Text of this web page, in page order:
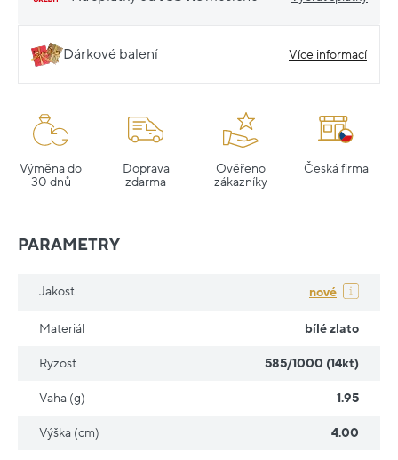
Dárkové balení Více informací
Výměna do
30 dnů
Doprava
zdarma
Ověřeno
zákazníky
Česká firma
PARAMETRY
Jakost nové
Materiál bílé zlato
Ryzost 585/1000 (14kt)
Vaha (g) 1.95
Výška (cm) 4.00